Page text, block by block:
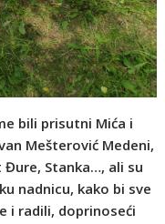
bili prisutni Mića i
Mešterović Medeni,
Stanka…, ali su
nadnicu, kako bi sve
i radili, doprinoseći